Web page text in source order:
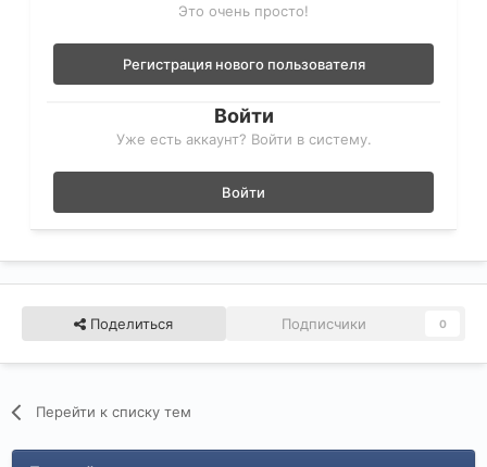
Это очень просто!
Регистрация нового пользователя
Войти
Уже есть аккаунт? Войти в систему.
Войти
Поделиться Подписчики 0
Перейти к списку тем